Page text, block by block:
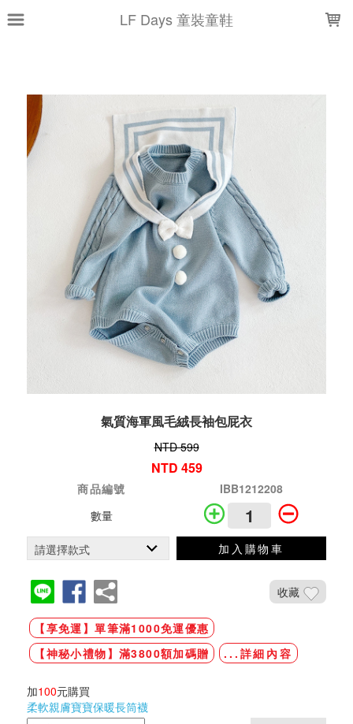
LF Days 童裝童鞋
氣質海軍風毛絨長袖包屁衣
NTD 599
NTD 459
商品編號
IBB1212208
數量
加入購物車
收藏
【享免運】單筆滿1000免運優惠
【神秘小禮物】滿3800額加碼贈
...詳細內容
加100元購買
柔軟親膚寶寶保暖長筒襪